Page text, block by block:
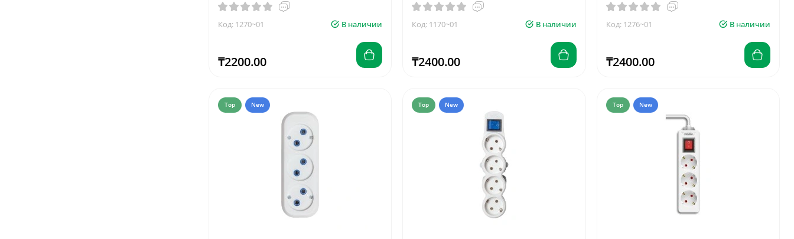
Код: 1270~01 В наличии
₸2200.00
Код: 1170~01 В наличии
₸2400.00
Код: 1276~01 В наличии
₸2400.00
Top New Top New Top New